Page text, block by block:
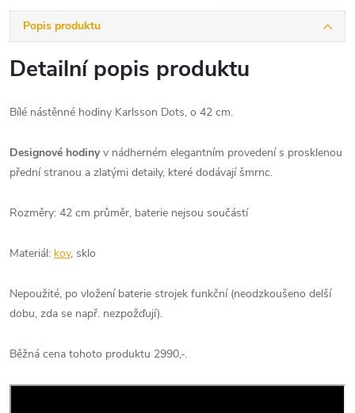
Popis produktu
Detailní popis produktu
Bílé nástěnné hodiny Karlsson Dots, o 42 cm.
Designové hodinyv nádherném elegantním provedení s prosklenou
přední stranou a zlatými detaily, které dodávají šmrnc.
Rozměry: 42 cm průměr, baterie nejsou součástí
Materiál: kov, sklo
Nepoužité, po vložení baterie strojek funkční (neodzkoušeno delší
dobu, zda se např. nezpožďují).
Běžná cena tohoto produktu 2990,-.